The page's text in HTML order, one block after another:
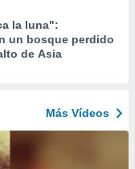
la luna":
un bosque perdido
de Asia
Más Vídeos